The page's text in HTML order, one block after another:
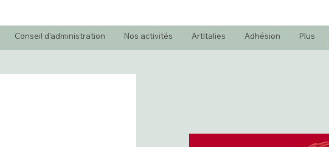
Conseil d'administration Nos activités ArtItalies Adhésion Plus